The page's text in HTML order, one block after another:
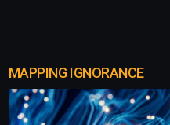
MAPPING IGNORANCE